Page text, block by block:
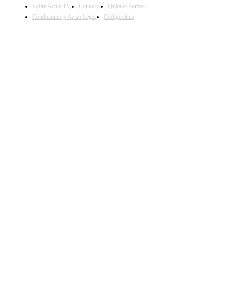
Sobre ActualTV Contacto
Quiénes somos
Condiciones y Aviso Legal
Código ético